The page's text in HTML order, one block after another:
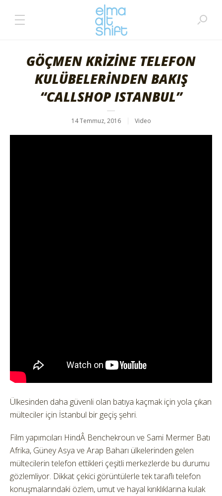
GÖÇMEN KRİZİNE TELEFON
KULÜBELERİNDEN BAKIŞ
“CALLSHOP ISTANBUL”
14 Temmuz, 2016 Video
Ülkesinden daha güvenli olan batıya kaçmak için yola çıkan
mülteciler için İstanbul bir geçiş şehri.
Film yapımcıları HindÂ Benchekroun ve Sami Mermer Batı
Afrika, Güney Asya ve Arap Baharı ülkelerinden gelen
mültecilerin telefon ettikleri çeşitli merkezlerde bu durumu
gözlemliyor. Dikkat çekici görüntülerle tek taraflı telefon
konuşmalarındaki özlem, umut ve hayal kırıklıklarına kulak